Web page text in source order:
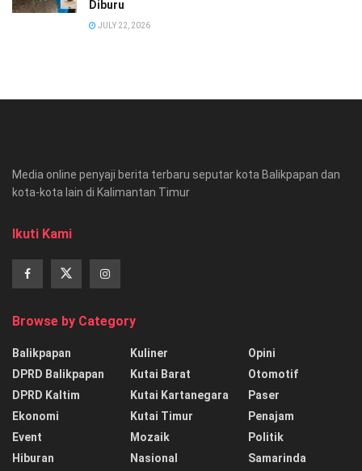
Diburu
JULY 22, 2026
Media online penyaji berita terbaru seputar kota Balikpapan dan
kota-kota lain di Kalimantan Timur
Ikuti Kami
Browse by Category
Balikpapan
DPRD Balikpapan
DPRD Kaltim
Ekonomi
Event
Hiburan
Kuliner
Kutai Barat
Kutai Kartanegara
Kutai Timur
Mozaik
Nasional
Opini
Otomotif
Paser
Penajam
Politik
Samarinda